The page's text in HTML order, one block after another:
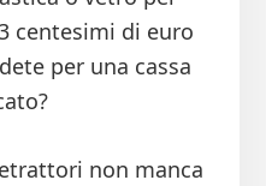
centesimi di euro
per una cassa
non manca